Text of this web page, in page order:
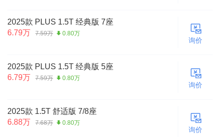
2025款 PLUS 1.5T 经典版 7座
6.79万
7.59万 0.80万
询价
2025款 PLUS 1.5T 经典版 5座
6.79万
7.59万 0.80万
询价
2025款 1.5T 舒适版 7/8座
6.88万
7.68万 0.80万
询价